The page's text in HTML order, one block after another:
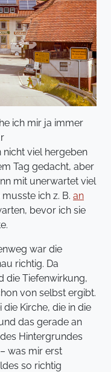
ich mir ja immer
viel hergeben
Tag gedacht, aber
mit unerwartet viel
ich z. B. an
bevor ich sie
war die
richtig. Da
die Tiefenwirkung,
von selbst ergibt.
Kirche, die in die
das gerade an
Hintergrundes
was mir erst
so richtig